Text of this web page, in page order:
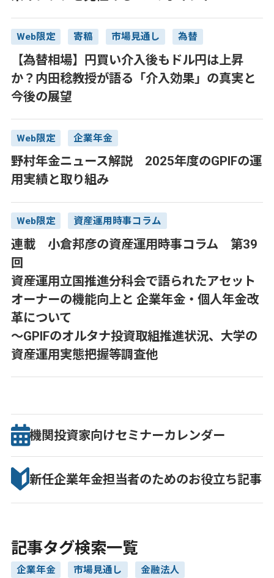
Web限定 寄稿 市場見通し 為替
【為替相場】円買い介入後もドル円は上昇
か？内田稔教授が語る「介入効果」の真実と
今後の展望
Web限定 企業年金
野村年金ニュース解説 2025年度のGPIFの運
用実績と取り組み
Web限定 資産運用時事コラム
連載 小倉邦彦の資産運用時事コラム 第39
回
資産運用立国推進分科会で語られたアセット
オーナーの機能向上と 企業年金・個人年金改
革について
～GPIFのオルタナ投資取組推進状況、大学の
資産運用実態把握等調査他
機関投資家向けセミナーカレンダー
新任企業年金担当者のためのお役立ち記事
記事タグ検索一覧
企業年金 市場見通し 金融法人